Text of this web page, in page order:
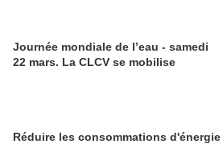
Journée mondiale de l’eau - samedi
22 mars. La CLCV se mobilise
Réduire les consommations d'énergie